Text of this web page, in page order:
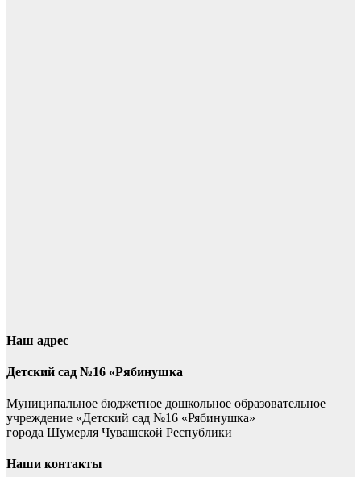
Наш адрес
Детский сад №16 «Рябинушка
Муниципальное бюджетное дошкольное образовательное
учреждение «Детский сад №16 «Рябинушка»
города Шумерля Чувашской Республики
Наши контакты